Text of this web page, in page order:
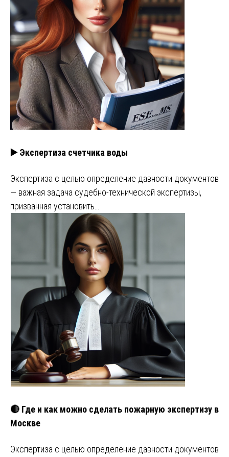
▶️ Экспертиза счетчика воды
Экспертиза с целью определение давности документов
— важная задача судебно-технической экспертизы,
призванная установить…
🔴 Где и как можно сделать пожарную экспертизу в
Москве
Экспертиза с целью определение давности документов